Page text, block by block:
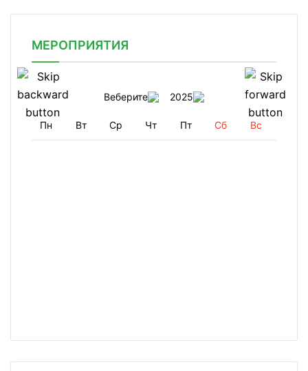
МЕРОПРИЯТИЯ
Веберите 2025
Пн Вт Ср Чт Пт Сб Вс